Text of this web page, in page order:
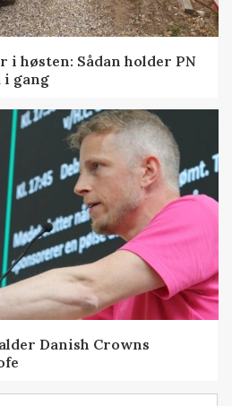
i høsten: Sådan holder PN
i gang
Danish Crowns